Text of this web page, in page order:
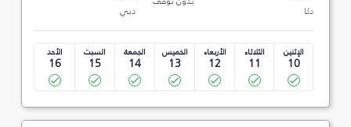
دكا دبي
الإثنين
10
الثلاثاء
11
الأربعاء
12
الخميس
13
الجمعة
14
السبت
15
الأحد
16